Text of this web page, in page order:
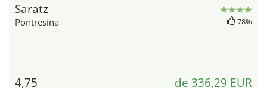
Saratz
Pontresina 78%
4,75 de 336,29 EUR